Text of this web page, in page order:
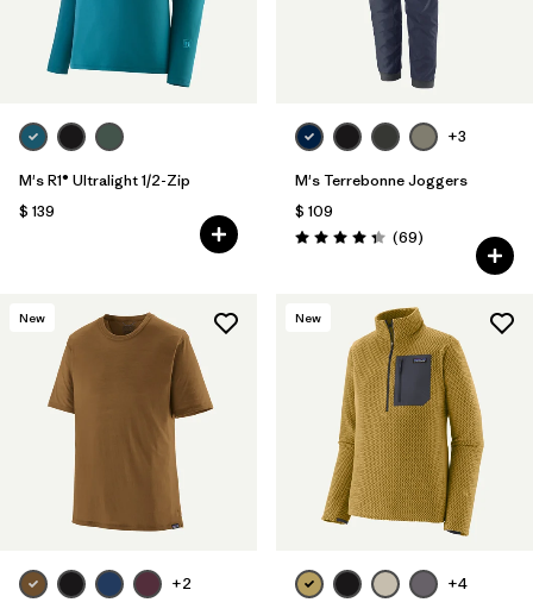
M's R1® Ultralight 1/2-Zip
$ 139
+3
M's Terrebonne Joggers
$ 109
Valoración: 4.3 / 5
(69Comentarios
)
New
+2
New
+4